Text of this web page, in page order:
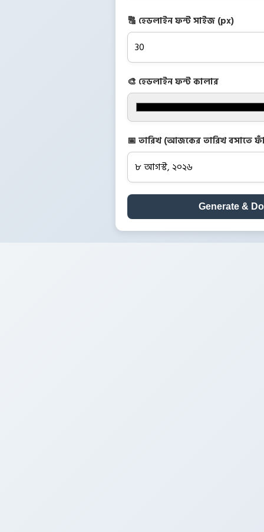
🔠 হেডলাইন ফন্ট সাইজ (px)
🎨 হেডলাইন ফন্ট কালার
📅 তারিখ (আজকের তারিখ বসাতে
Generate &